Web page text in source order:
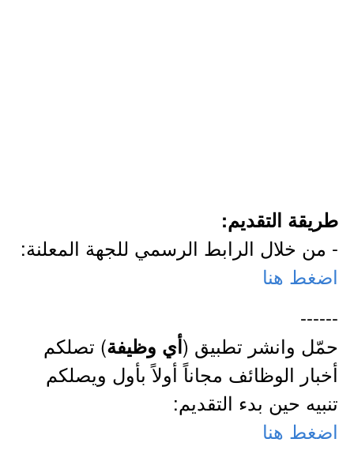
طريقة التقديم:
- من خلال الرابط الرسمي للجهة المعلنة:
اضغط هنا
------
حمّل وانشر تطبيق (أي وظيفة) تصلكم
أخبار الوظائف مجاناً أولاً بأول ويصلكم
تنبيه حين بدء التقديم:
اضغط هنا